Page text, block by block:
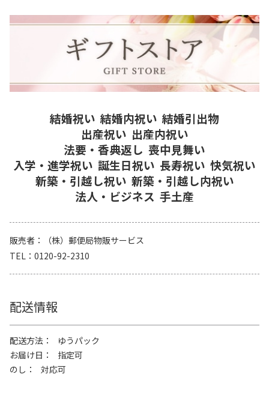
結婚祝い 結婚内祝い 結婚引出物
出産祝い 出産内祝い
法要・香典返し 喪中見舞い
入学・進学祝い 誕生日祝い 長寿祝い 快気祝い
新築・引越し祝い 新築・引越し内祝い
法人・ビジネス 手土産
販売者
（株）郵便局物販サービス
TEL
0120-92-2310
配送情報
配送方法
ゆうパック
お届け日
指定可
のし
対応可